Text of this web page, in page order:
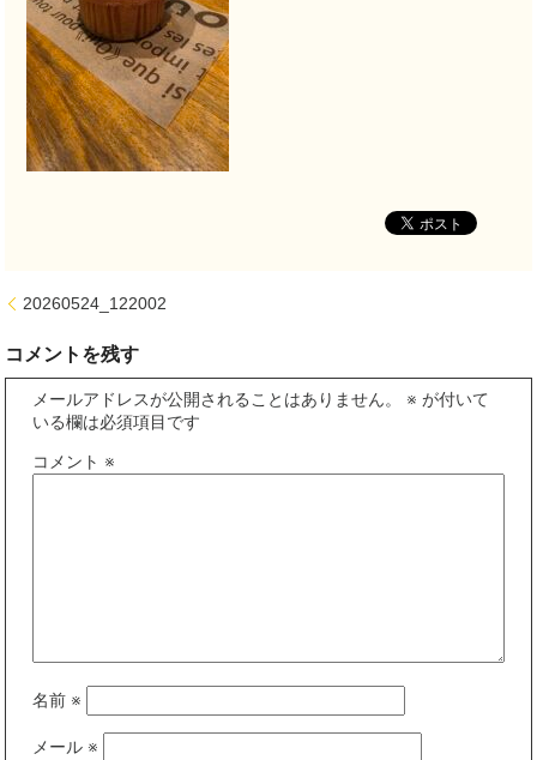
20260524_122002
コメントを残す
メールアドレスが公開されることはありません。 ※ が付いて
いる欄は必須項目です
コメント ※
名前 ※
メール ※